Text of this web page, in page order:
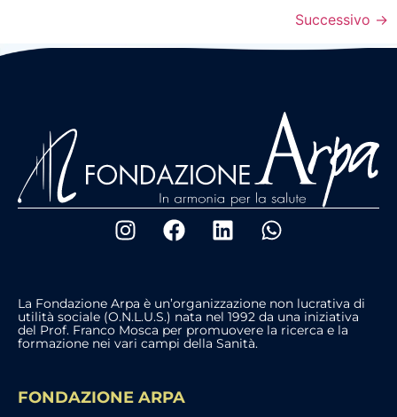
Successivo →
La Fondazione Arpa è un’organizzazione non lucrativa di
utilità sociale (O.N.L.U.S.) nata nel 1992 da una iniziativa
del Prof. Franco Mosca per promuovere la ricerca e la
formazione nei vari campi della Sanità.
FONDAZIONE ARPA